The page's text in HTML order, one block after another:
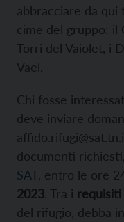
abbracciare da qui
cime del gruppo: il
Torri del Vaiolet, i
Vael.
Chi fosse
deve inviare
documenti
SAT , entro le ore
2023. Tra i requisiti
del rifugio, debba